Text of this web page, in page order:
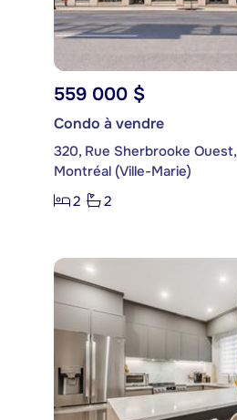
559 000 $
Condo à vendre
320, Rue Sherbrooke
Montréal (Ville-Marie)
2
2